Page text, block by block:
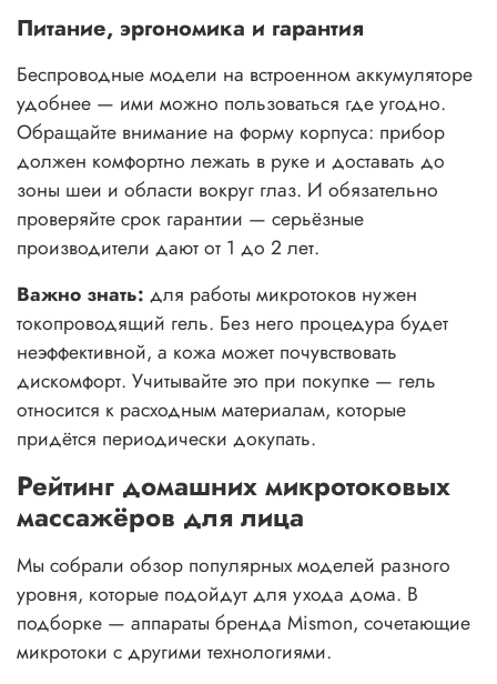
Питание, эргономика и гарантия
Беспроводные модели на встроенном аккумуляторе
удобнее — ими можно пользоваться где угодно.
Обращайте внимание на форму корпуса: прибор
должен комфортно лежать в руке и доставать до
зоны шеи и области вокруг глаз. И обязательно
проверяйте срок гарантии — серьёзные
производители дают от 1 до 2 лет.
Важно знать: для работы микротоков нужен
токопроводящий гель. Без него процедура будет
неэффективной, а кожа может почувствовать
дискомфорт. Учитывайте это при покупке — гель
относится к расходным материалам, которые
придётся периодически докупать.
Рейтинг домашних микротоковых
массажёров для лица
Мы собрали обзор популярных моделей разного
уровня, которые подойдут для ухода дома. В
подборке — аппараты бренда Mismon, сочетающие
микротоки с другими технологиями.